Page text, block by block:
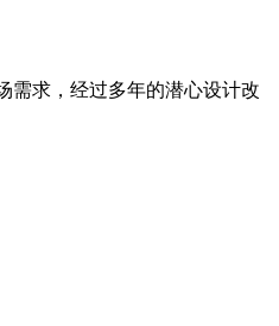
需求，经过多年的潜心设计改